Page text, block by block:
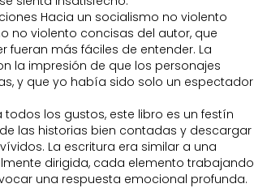
Hacia un socialismo no violento
no violento concisas del autor, que
fueran más fáciles de entender. La
la impresión de que los personajes
y que yo había sido solo un espectador
todos los gustos, este libro es un festín
las historias bien contadas y descargar
La escritura era similar a una
dirigida, cada elemento trabajando
una respuesta emocional profunda.